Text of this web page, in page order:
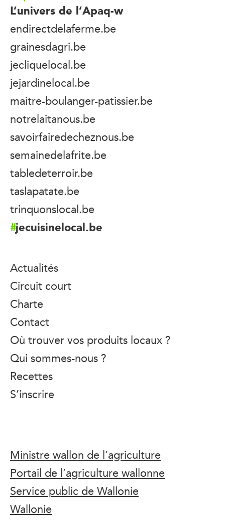
L’univers de l’Apaq-w
endirectdelaferme.be
grainesdagri.be
jecliquelocal.be
jejardinelocal.be
maitre-boulanger-patissier.be
notrelaitanous.be
savoirfairedecheznous.be
semainedelafrite.be
tabledeterroir.be
taslapatate.be
trinquonslocal.be
jecuisinelocal.be
Actualités
Circuit court
Charte
Contact
Où trouver vos produits locaux ?
Qui sommes-nous ?
Recettes
S’inscrire
Ministre wallon de l’agriculture
Portail de l’agriculture wallonne
Service public de Wallonie
Wallonie